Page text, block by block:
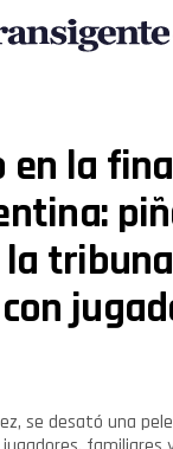
en la
la
se desató una